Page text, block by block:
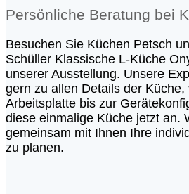
Persönliche Beratung bei
Besuchen Sie Küchen Petsch
Schüller Klassische L-Küche
unserer Ausstellung. Unsere
gern zu allen Details der
Arbeitsplatte bis zur
diese einmalige Küche jetzt an.
gemeinsam mit Ihnen Ihre
zu planen.